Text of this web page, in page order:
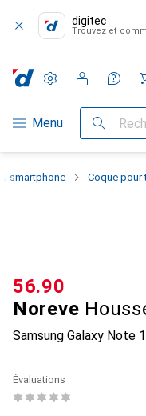
digitec
Trouvez et
Navigation par catégorie
Menu Recherche
Paramètres
Compte client
Listes de
Listes d'envies
Panier
smartphone Coque pour
Noreve
Samsung Galaxy Note
CHF
56.90
Évaluations